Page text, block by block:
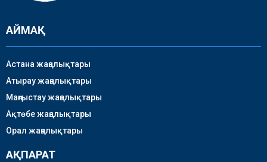
АЙМАҚ
Астана жаңалықтары
Атырау жаңалықтары
Маңғыстау жаңалықтары
Ақтөбе жаңалықтары
Орал жаңалықтары
АҚПАРАТ